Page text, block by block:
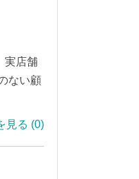
実店舗
ない顧
見る (0)